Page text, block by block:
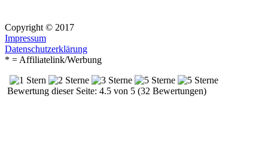
Copyright © 2017
Impressum
Datenschutzerklärung
* = Affiliatelink/Werbung
Bewertung dieser Seite: 4.5 von 5 (32 Bewertungen)